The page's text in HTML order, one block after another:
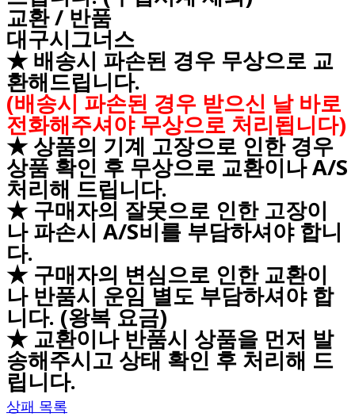
교환 / 반품
대구시그너스
★ 배송시 파손된 경우 무상으로 교
환해드립니다.
(배송시 파손된 경우 받으신 날 바로
전화해주셔야 무상으로 처리됩니다)
★ 상품의 기계 고장으로 인한 경우
상품 확인 후 무상으로 교환이나 A/S
처리해 드립니다.
★ 구매자의 잘못으로 인한 고장이
나 파손시 A/S비를 부담하셔야 합니
다.
★ 구매자의 변심으로 인한 교환이
나 반품시 운임 별도 부담하셔야 합
니다. (왕복 요금)
★ 교환이나 반품시 상품을 먼저 발
송해주시고 상태 확인 후 처리해 드
립니다.
상패 목록